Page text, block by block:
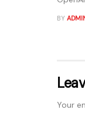
BY
Your